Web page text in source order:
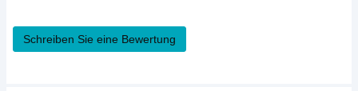
Schreiben Sie eine Bewertung